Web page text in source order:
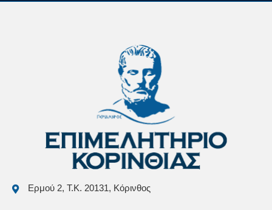
Ερμού 2, Τ.Κ. 20131, Κόρινθος